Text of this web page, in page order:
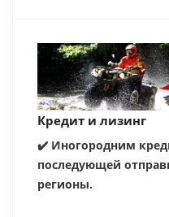
Кредит и лизинг
✔️ Иногородним
последующей
регионы.